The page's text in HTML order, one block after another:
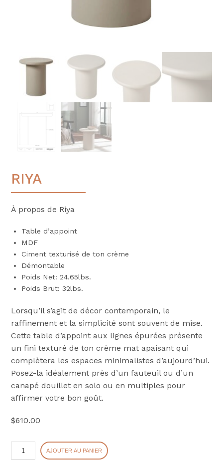
RIYA
À propos de Riya
Table d’appoint
MDF
Ciment texturisé de ton crème
Démontable
Poids Net: 24.65lbs.
Poids Brut: 32lbs.
Lorsqu’il s’agit de décor contemporain, le
raffinement et la simplicité sont souvent de mise.
Cette table d’appoint aux lignes épurées présente
un fini texturé de ton crème mat apaisant qui
complètera les espaces minimalistes d’aujourd’hui.
Posez-la idéalement près d’un fauteuil ou d’un
canapé douillet en solo ou en multiples pour
affirmer votre bon goût.
$610.00
quantité
de
AJOUTER AU PANIER